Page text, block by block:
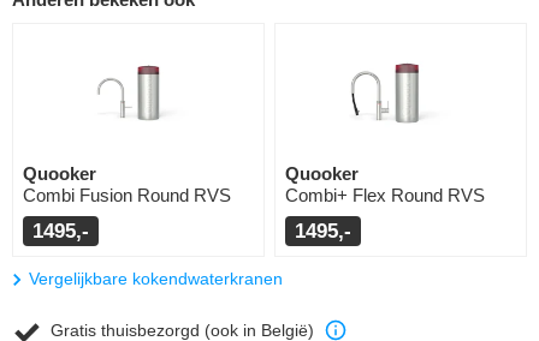
Quooker
Combi Fusion Round RVS
1495,-
Quooker
Combi+ Flex Round RVS
1495,-
Vergelijkbare kokendwaterkranen
Gratis thuisbezorgd (ook in België)